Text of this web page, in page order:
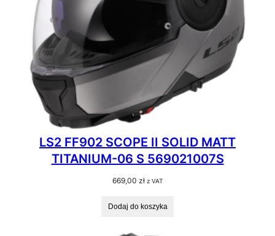
LS2 FF902 SCOPE II SOLID MATT
TITANIUM-06 S 569021007S
669,00 zł z VAT
Dodaj do koszyka